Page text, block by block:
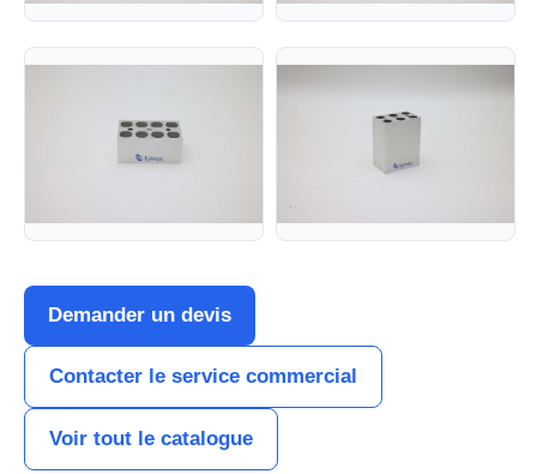
Demander un devis
Contacter le service commercial
Voir tout le catalogue